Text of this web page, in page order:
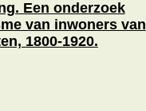
Een onderzoek
van inwoners van
1800-1920.